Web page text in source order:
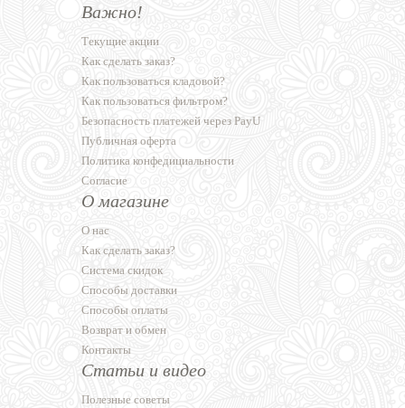
Важно!
Текущие акции
Как сделать заказ?
Как пользоваться кладовой?
Как пользоваться фильтром?
Безопасность платежей через PayU
Публичная оферта
Политика конфедициальности
Согласие
О магазине
О нас
Как сделать заказ?
Система скидок
Способы доставки
Способы оплаты
Возврат и обмен
Контакты
Статьи и видео
Полезные советы